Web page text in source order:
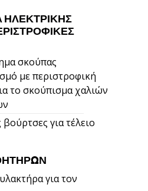
ΗΛΕΚΤΡΙΚΉΣ
σκούπας
με περιστροφική
το σκούπισμα χαλιών
για τέλειο
για τον